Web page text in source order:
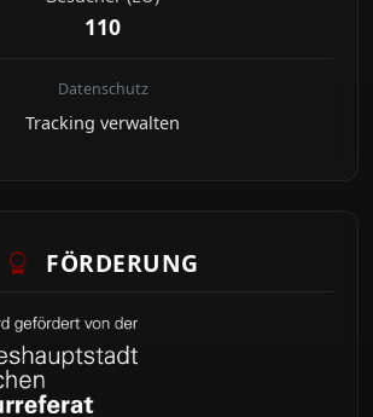
110
Datenschutz
Tracking verwalten
FÖRDERUNG